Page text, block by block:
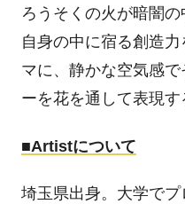
ろうそくの火が暗闇の
自身の中に宿る創造
マに、静かな空気感
ーを花を通して表現す
■Artistについて
埼玉県出身。大学で